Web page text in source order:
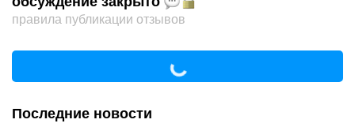
правила публикации отзывов
Последние новости